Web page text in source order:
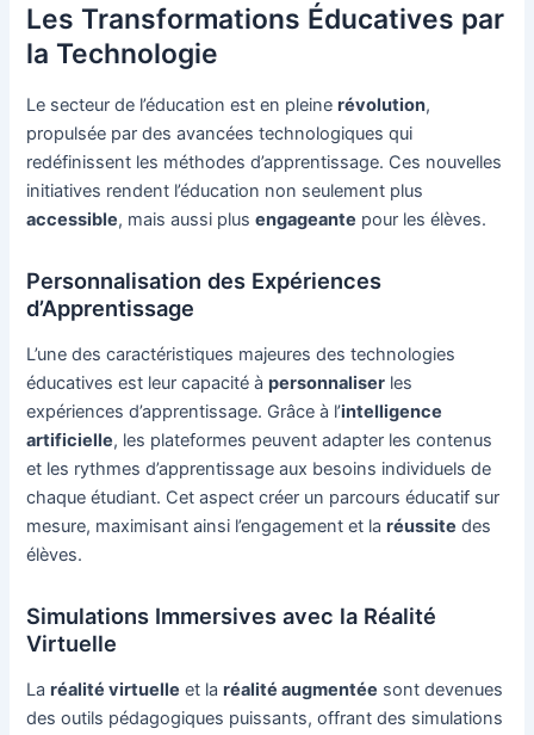
Les Transformations Éducatives par
la Technologie
Le secteur de l’éducation est en pleinerévolution,
propulsée par des avancées technologiques qui
redéfinissent les méthodes d’apprentissage. Ces nouvelles
initiatives rendent l’éducation non seulement plus
accessible, mais aussi plusengageante pour les élèves.
Personnalisation des Expériences
d’Apprentissage
L’une des caractéristiques majeures des technologies
éducatives est leur capacité àpersonnaliser les
expériences d’apprentissage. Grâce à l’intelligence
artificielle, les plateformes peuvent adapter les contenus
et les rythmes d’apprentissage aux besoins individuels de
chaque étudiant. Cet aspect créer un parcours éducatif sur
mesure, maximisant ainsi l’engagement et laréussite des
élèves.
Simulations Immersives avec la Réalité
Virtuelle
Laréalité virtuelle et laréalité augmentée sont devenues
des outils pédagogiques puissants, offrant des simulations